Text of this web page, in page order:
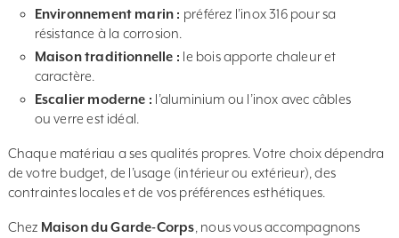
Environnement marin : préférez l’inox 316 pour sa
résistance à la corrosion.
Maison traditionnelle : le bois apporte chaleur et
caractère.
Escalier moderne : l’aluminium ou l’inox avec câbles
ou verre est idéal.
Chaque matériau a ses qualités propres. Votre choix dépendra
de votre budget, de l’usage (intérieur ou extérieur), des
contraintes locales et de vos préférences esthétiques.
Chez Maison du Garde-Corps , nous vous accompagnons